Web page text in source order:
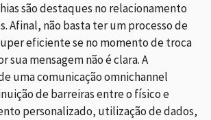
são destaques no relacionamento
Afinal, não basta ter um processo de
eficiente se no momento de troca
sua mensagem não é clara. A
uma comunicação omnichannel
de barreiras entre o físico e
personalizado, utilização de dados,